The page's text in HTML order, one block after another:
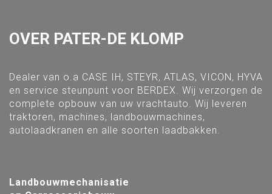
OVER PATER-DE KLOMP
Dealer van o.a CASE IH, STEYR, ATLAS, VICON, HYVA
en service steunpunt voor BERDEX. Wij verzorgen de
complete opbouw van uw vrachtauto. Wij leveren
traktoren, machines, landbouwmachines,
autolaadkranen en alle soorten laadbakken.
Landbouwmechanisatie